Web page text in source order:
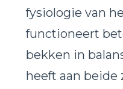
fysiologie van
functioneert
bekken in
heeft aan